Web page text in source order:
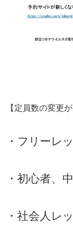
【定員数の変更
・フリー
・初心者、
・社会人